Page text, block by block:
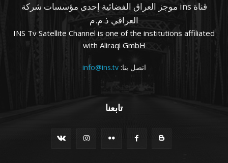
قناة ins موجز العراق الفضائية إحدى مؤسسات شركة
العراقي ذ.م.م
INS Tv Satellite Channel is one of the institutions affiliated
with Aliraqi GmbH
اتصل بنا:info@ins.tv
تابعنا